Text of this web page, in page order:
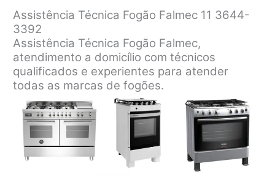
Assistência Técnica Fogão Falmec 11 3644-
3392
Assistência Técnica Fogão Falmec,
atendimento a domicílio com técnicos
qualificados e experientes para atender
todas as marcas de fogões.